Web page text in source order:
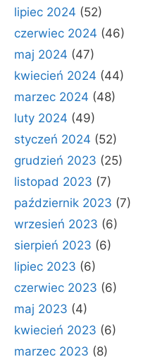
lipiec 2024 (52)
czerwiec 2024 (46)
maj 2024 (47)
kwiecień 2024 (44)
marzec 2024 (48)
luty 2024 (49)
styczeń 2024 (52)
grudzień 2023 (25)
listopad 2023 (7)
październik 2023 (7)
wrzesień 2023 (6)
sierpień 2023 (6)
lipiec 2023 (6)
czerwiec 2023 (6)
maj 2023 (4)
kwiecień 2023 (6)
marzec 2023 (8)